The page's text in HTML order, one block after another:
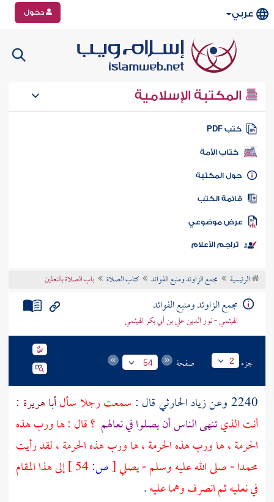
عربي دخول
المكتبة الإسلامية
كتب PDF
كتاب الأمة
المكتبة
الكتب
موضوعي
تراجم الأعلام
الرئيسية مجمع الزاوئد ومنبع الفوائد كتاب الصلاة باب الصلاة بالنعلين
مجمع الزاوئد ومنبع الفوائد
الهيثمي - نور الدين علي بن أبي بكر الهيثمي
جزء 2 صفحة 54
2240 وعن زياد الحارثيقال : سمعت رجلا سألأبا هريرة :
أنت الذيتنهى الناس أن يصلوا في نعالهم ؟ قال : ها ورب هذه
الحرمة ، ها ورب هذه الحرمة ، ها ورب هذه الحرمة ، لقد رأيت
محمدا- صلى الله عليه وسلم - يصلي[ص:
إلى هذا المقام
في نعليه ثم انصرف وهما عليه.